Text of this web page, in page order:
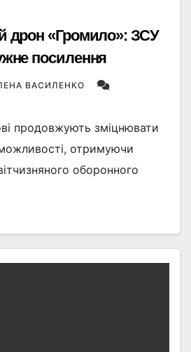
дрон «Громило»: ЗСУ
посилення
ВАСИЛЕНКО
продовжують зміцнювати
можливості, отримуючи
оборонного